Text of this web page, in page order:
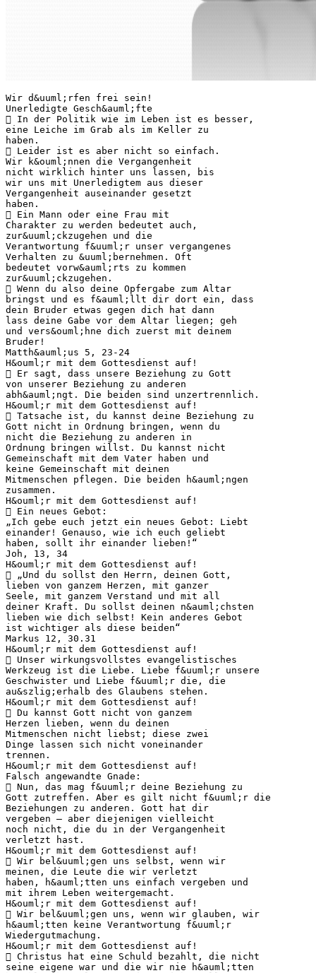
Wir d&uuml;rfen frei sein!
Unerledigte Gesch&auml;fte
 In der Politik wie im Leben ist es besser,
eine Leiche im Grab als im Keller zu
haben.
 Leider ist es aber nicht so einfach.
Wir k&ouml;nnen die Vergangenheit
nicht wirklich hinter uns lassen, bis
wir uns mit Unerledigtem aus dieser
Vergangenheit auseinander gesetzt
haben.
 Ein Mann oder eine Frau mit
Charakter zu werden bedeutet auch,
zur&uuml;ckzugehen und die
Verantwortung f&uuml;r unser vergangenes
Verhalten zu &uuml;bernehmen. Oft
bedeutet vorw&auml;rts zu kommen
zur&uuml;ckzugehen.
 Wenn du also deine Opfergabe zum Altar
bringst und es f&auml;llt dir dort ein, dass
dein Bruder etwas gegen dich hat dann
lass deine Gabe vor dem Altar liegen; geh
und vers&ouml;hne dich zuerst mit deinem
Bruder!
Matth&auml;us 5, 23-24
H&ouml;r mit dem Gottesdienst auf!
 Er sagt, dass unsere Beziehung zu Gott
von unserer Beziehung zu anderen
abh&auml;ngt. Die beiden sind unzertrennlich.
H&ouml;r mit dem Gottesdienst auf!
 Tatsache ist, du kannst deine Beziehung zu
Gott nicht in Ordnung bringen, wenn du
nicht die Beziehung zu anderen in
Ordnung bringen willst. Du kannst nicht
Gemeinschaft mit dem Vater haben und
keine Gemeinschaft mit deinen
Mitmenschen pflegen. Die beiden h&auml;ngen
zusammen.
H&ouml;r mit dem Gottesdienst auf!
 Ein neues Gebot:
„Ich gebe euch jetzt ein neues Gebot: Liebt
einander! Genauso, wie ich euch geliebt
haben, sollt ihr einander lieben!“
Joh, 13, 34
H&ouml;r mit dem Gottesdienst auf!
 „Und du sollst den Herrn, deinen Gott,
lieben von ganzem Herzen, mit ganzer
Seele, mit ganzem Verstand und mit all
deiner Kraft. Du sollst deinen n&auml;chsten
lieben wie dich selbst! Kein anderes Gebot
ist wichtiger als diese beiden“
Markus 12, 30.31
H&ouml;r mit dem Gottesdienst auf!
 Unser wirkungsvollstes evangelistisches
Werkzeug ist die Liebe. Liebe f&uuml;r unsere
Geschwister und Liebe f&uuml;r die, die
au&szlig;erhalb des Glaubens stehen.
H&ouml;r mit dem Gottesdienst auf!
 Du kannst Gott nicht von ganzem
Herzen lieben, wenn du deinen
Mitmenschen nicht liebst; diese zwei
Dinge lassen sich nicht voneinander
trennen.
H&ouml;r mit dem Gottesdienst auf!
Falsch angewandte Gnade:
 Nun, das mag f&uuml;r deine Beziehung zu
Gott zutreffen. Aber es gilt nicht f&uuml;r die
Beziehungen zu anderen. Gott hat dir
vergeben – aber diejenigen vielleicht
noch nicht, die du in der Vergangenheit
verletzt hast.
H&ouml;r mit dem Gottesdienst auf!
 Wir bel&uuml;gen uns selbst, wenn wir
meinen, die Leute die wir verletzt
haben, h&auml;tten uns einfach vergeben und
mit ihrem Leben weitergemacht.
H&ouml;r mit dem Gottesdienst auf!
 Wir bel&uuml;gen uns, wenn wir glauben, wir
h&auml;tten keine Verantwortung f&uuml;r
Wiedergutmachung.
H&ouml;r mit dem Gottesdienst auf!
 Christus hat eine Schuld bezahlt, die nicht
seine eigene war und die wir nie h&auml;tten